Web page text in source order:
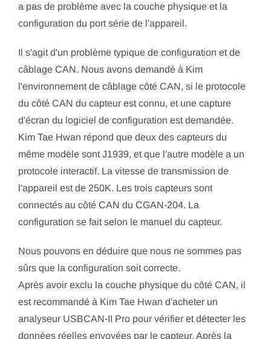
a pas de problème avec la couche physique et la
configuration du port série de l'appareil.
Il s'agit d'un problème typique de configuration et de
câblage CAN. Nous avons demandé à Kim
l'environnement de câblage côté CAN, si le protocole
du côté CAN du capteur est connu, et une capture
d'écran du logiciel de configuration est demandée.
Kim Tae Hwan répond que deux des capteurs du
même modèle sont J1939, et que l'autre modèle a un
protocole interactif. La vitesse de transmission de
l'appareil est de 250K. Les trois capteurs sont
connectés au côté CAN du CGAN-204. La
configuration se fait selon le manuel du capteur.
Nous pouvons en déduire que nous ne sommes pas
sûrs que la configuration soit correcte.
Après avoir exclu la couche physique du côté CAN, il
est recommandé à Kim Tae Hwan d'acheter un
analyseur USBCAN-II Pro pour vérifier et détecter les
données réelles envoyées par le capteur. Après la